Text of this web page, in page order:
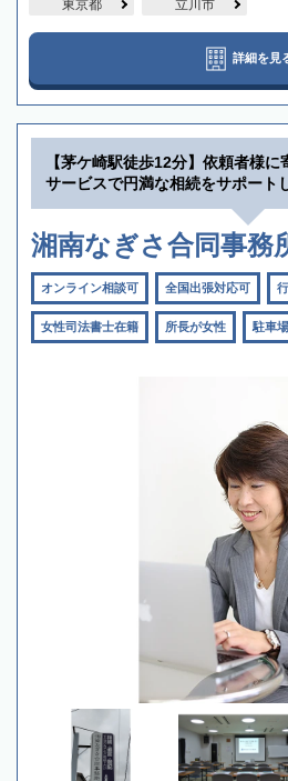
東京都 立川市
詳細を見
【茅ケ崎駅徒歩12分】依頼者様
サービスで円満な相続をサポート
湘南なぎさ合同事務
オンライン相談可 全国出張対応可
女性司法書士在籍 所長が女性 駐車